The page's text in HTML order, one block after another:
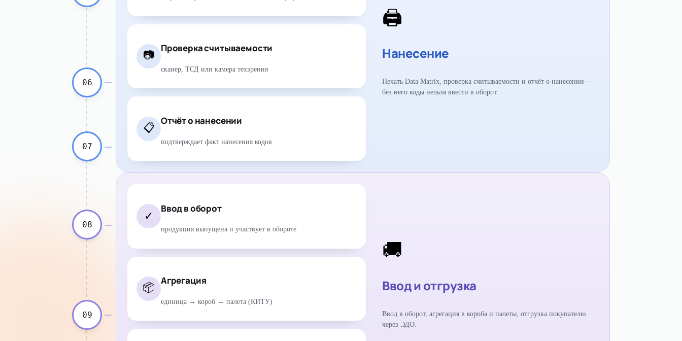
06
07
📷
Проверка считываемости
сканер, ТСД или камера техзрения
📋
Отчёт о нанесении
подтверждает факт нанесения кодов
🖨
Нанесение
Печать Data Matrix, проверка считываемости и отчёт о нанесении —
без него коды нельзя ввести в оборот.
08
09
✓
Ввод в оборот
продукция выпущена и участвует в обороте
📦
Агрегация
единица → короб → палета (КИТУ)
🚚
Ввод и отгрузка
Ввод в оборот, агрегация в короба и палеты, отгрузка покупателю
через ЭДО.